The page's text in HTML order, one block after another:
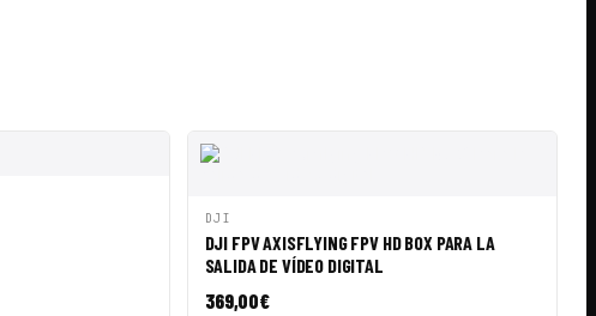
VISTA RÁPIDA
DJI
DJI FPV AXISFLYING FPV HD BOX PARA LA
SALIDA DE VÍDEO DIGITAL
369,00€